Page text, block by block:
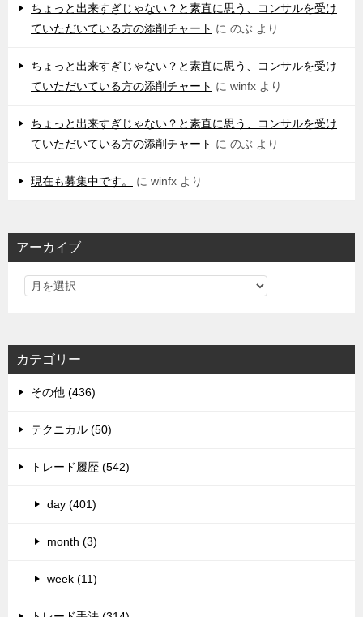
ちょっと出来すぎじゃない？と素直に思う、コンサルを受け
ていただいている方の添削チャート に のぶ より
ちょっと出来すぎじゃない？と素直に思う、コンサルを受け
ていただいている方の添削チャート に winfx より
ちょっと出来すぎじゃない？と素直に思う、コンサルを受け
ていただいている方の添削チャート に のぶ より
現在も募集中です。 に winfx より
アーカイブ
カテゴリー
その他 (436)
テクニカル (50)
トレード履歴 (542)
day (401)
month (3)
week (11)